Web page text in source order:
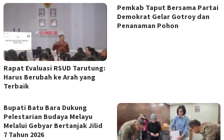
Rapat Evaluasi RSUD Tarutung:
Harus Berubah ke Arah yang
Terbaik
Pemkab Taput Bersama Partai
Demokrat Gelar Gotroy dan
Penanaman Pohon
Bupati Batu Bara Dukung
Pelestarian Budaya Melayu
Melalui Gebyar Bertanjak Jilid
7 Tahun 2026